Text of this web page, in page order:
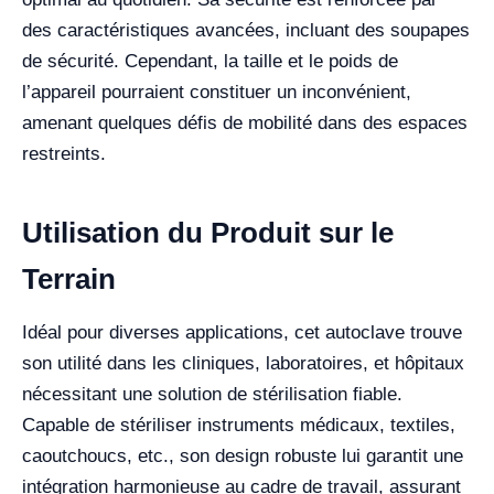
des caractéristiques avancées, incluant des soupapes
de sécurité. Cependant, la taille et le poids de
l’appareil pourraient constituer un inconvénient,
amenant quelques défis de mobilité dans des espaces
restreints.
Utilisation du Produit sur le
Terrain
Idéal pour diverses applications, cet autoclave trouve
son utilité dans les cliniques, laboratoires, et hôpitaux
nécessitant une solution de stérilisation fiable.
Capable de stériliser instruments médicaux, textiles,
caoutchoucs, etc., son design robuste lui garantit une
intégration harmonieuse au cadre de travail, assurant